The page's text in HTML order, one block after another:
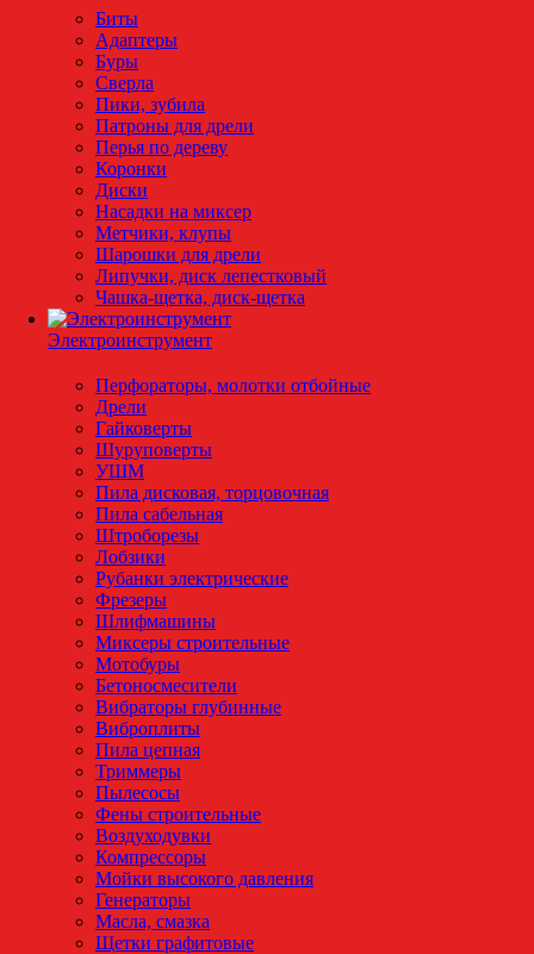
Биты
Адаптеры
Буры
Сверла
Пики, зубила
Патроны для дрели
Перья по дереву
Коронки
Диски
Насадки на миксер
Метчики, клупы
Шарошки для дрели
Липучки, диск лепестковый
Чашка-щетка, диск-щетка
Электроинструмент
Перфораторы, молотки отбойные
Дрели
Гайковерты
Шуруповерты
УШМ
Пила дисковая, торцовочная
Пила сабельная
Штроборезы
Лобзики
Рубанки электрические
Фрезеры
Шлифмашины
Миксеры строительные
Мотобуры
Бетоносмесители
Вибраторы глубинные
Виброплиты
Пила цепная
Триммеры
Пылесосы
Фены строительные
Воздуходувки
Компрессоры
Мойки высокого давления
Генераторы
Масла, смазка
Щетки графитовые